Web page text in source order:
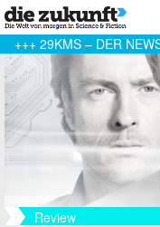
+++ 29KMS – DER
Review